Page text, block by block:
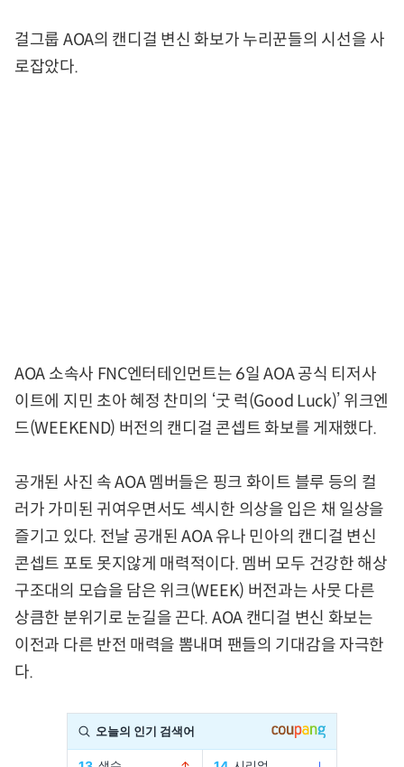
걸그룹 AOA의 캔디걸 변신 화보가 누리꾼들의 시선을 사
로잡았다.
AOA 소속사 FNC엔터테인먼트는 6일 AOA 공식 티저사
이트에 지민 초아 혜정 찬미의 ‘굿 럭(Good Luck)’ 위크엔
드(WEEKEND) 버전의 캔디걸 콘셉트 화보를 게재했다.
공개된 사진 속 AOA 멤버들은 핑크 화이트 블루 등의 컬
러가 가미된 귀여우면서도 섹시한 의상을 입은 채 일상을
즐기고 있다. 전날 공개된 AOA 유나 민아의 캔디걸 변신
콘셉트 포토 못지않게 매력적이다. 멤버 모두 건강한 해상
구조대의 모습을 담은 위크(WEEK) 버전과는 사뭇 다른
상큼한 분위기로 눈길을 끈다. AOA 캔디걸 변신 화보는
이전과 다른 반전 매력을 뽐내며 팬들의 기대감을 자극한
다.